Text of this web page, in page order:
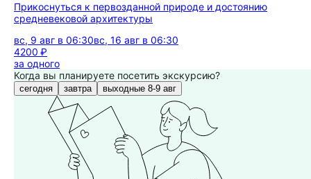
Прикоснуться к первозданной природе и достоянию
средневековой архитектуры
вс, 9 авг в 06:30вс, 16 авг в 06:30
4200 ₽
за одного
Когда вы планируете посетить экскурсию?
сегодня завтра выходные 8-9 авг